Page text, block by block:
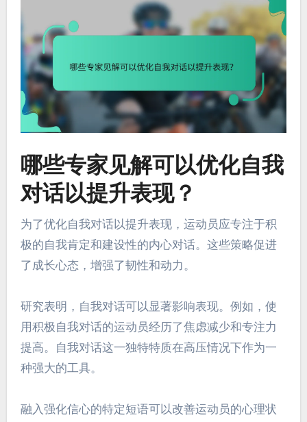
哪些专家见解可以优化自我
对话以提升表现？
为了优化自我对话以提升表现，运动员应专注于积
极的自我肯定和建设性的内心对话。这些策略促进
了成长心态，增强了韧性和动力。
研究表明，自我对话可以显著影响表现。例如，使
用积极自我对话的运动员经历了焦虑减少和专注力
提高。自我对话这一独特特质在高压情况下作为一
种强大的工具。
融入强化信心的特定短语可以改善运动员的心理状